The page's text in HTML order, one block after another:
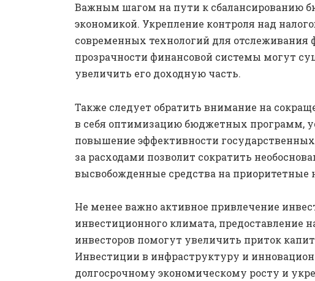
Важным шагом на пути к сбалансированию
экономикой. Укрепление контроля над
современных технологий для
прозрачности финансовой системы могут
увеличить его доходную часть.
Также следует обратить внимание на
в себя оптимизацию бюджетных программ,
повышение эффективности
за расходами позволит сократить
высвобожденные средства на приоритетные
Не менее важно активное привлечение
инвестиционного климата, предоставление
инвесторов помогут увеличить приток
Инвестиции в инфраструктуру и
долгосрочному экономическому росту и